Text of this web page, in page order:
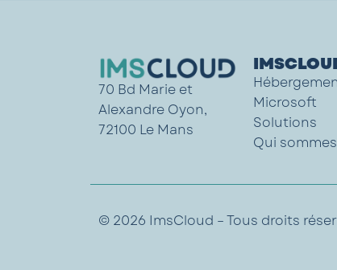
70 Bd Marie et
Alexandre Oyon,
72100 Le Mans
Microsoft
Solutions
Qui
© 2026 ImsCloud – Tous droits